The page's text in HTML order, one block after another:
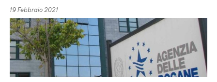
19 Febbraio 2021